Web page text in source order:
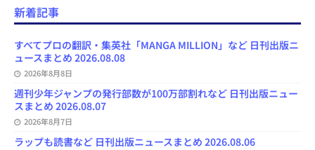
e
b
o
k
s
y
o
o
n
a
s
u
e
C
n
n
l
l
新着記事
すべてプロの翻訳・集英社「MANGA MILLION」など 日刊出版ニ
ュースまとめ 2026.08.08
2026年8月8日
週刊少年ジャンプの発行部数が100万部割れなど 日刊出版ニュー
スまとめ 2026.08.07
2026年8月7日
ラップも読書など 日刊出版ニュースまとめ 2026.08.06